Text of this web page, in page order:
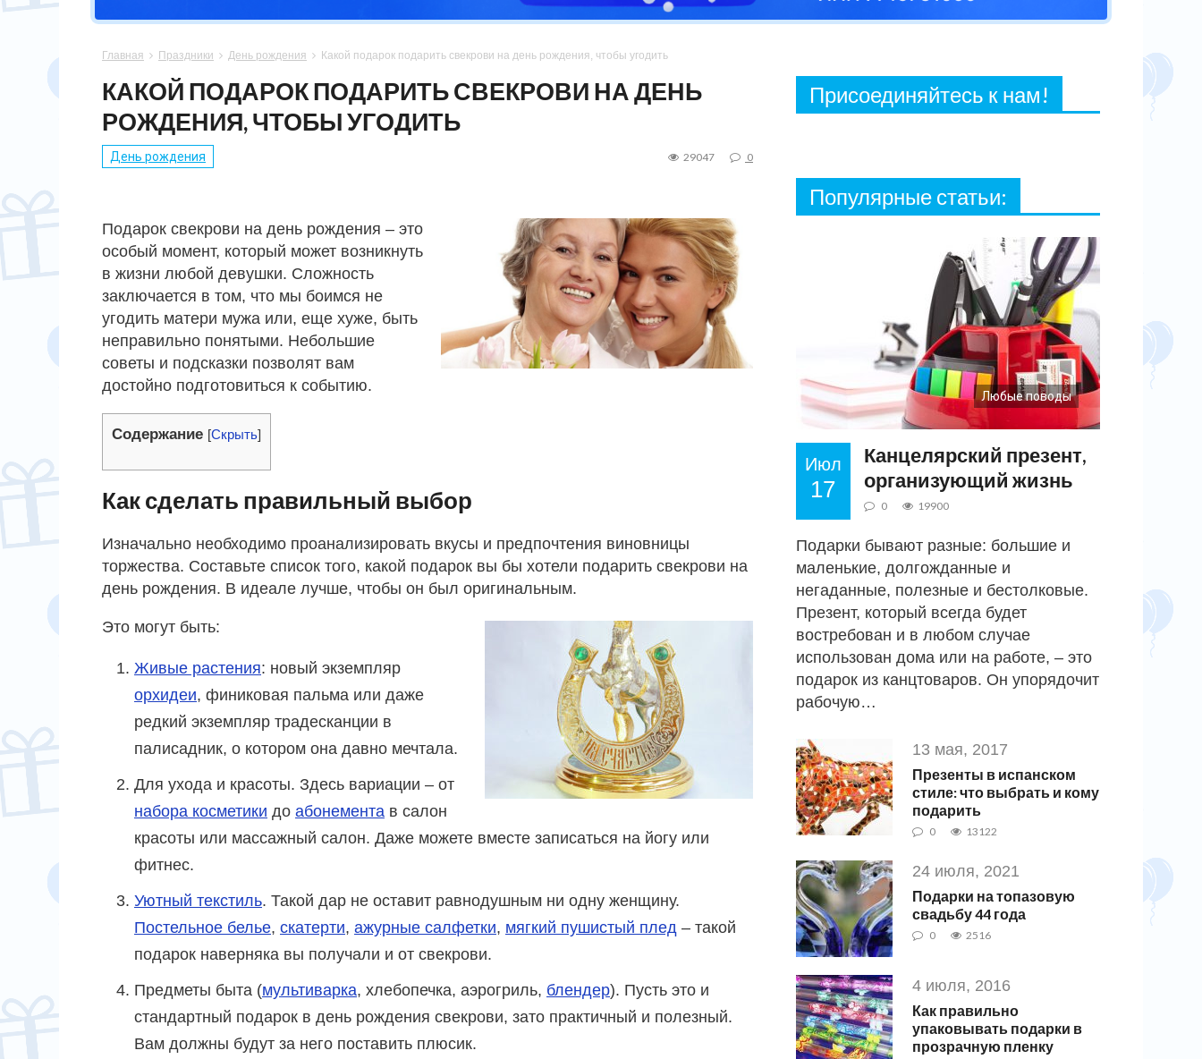
СПОРТСМЕНУ
27 ФЕВРАЛЯ, 2021
МАМЕ
ПОДРУГЕ
СЕСТРЕ
ПАПЕ
СЫНУ
ПАСХА
ЮБИЛЕЙ
14 ФЕВРАЛЯ
Главная  Праздники  День рождения  Какой подарок подарить свекрови на день рождения, чтобы угодить
КАКОЙ ПОДАРОК ПОДАРИТЬ СВЕКРОВИ НА ДЕНЬ
РОЖДЕНИЯ, ЧТОБЫ УГОДИТЬ
День рождения 29047 0
Подарок свекрови на день рождения – это
особый момент, который может возникнуть
в жизни любой девушки. Сложность
заключается в том, что мы боимся не
угодить матери мужа или, еще хуже, быть
неправильно понятыми. Небольшие
советы и подсказки позволят вам
достойно подготовиться к событию.
Содержание [Скрыть]
Как сделать правильный выбор
Изначально необходимо проанализировать вкусы и предпочтения виновницы
торжества. Составьте список того, какой подарок вы бы хотели подарить свекрови на
день рождения. В идеале лучше, чтобы он был оригинальным.
Это могут быть:
Живые растения: новый экземпляр
орхидеи, финиковая пальма или даже
редкий экземпляр традесканции в
палисадник, о котором она давно мечтала.
Для ухода и красоты. Здесь вариации – от
набора косметики до абонемента в салон
красоты или массажный салон. Даже можете вместе записаться на йогу или
фитнес.
Уютный текстиль. Такой дар не оставит равнодушным ни одну женщину.
Постельное белье, скатерти, ажурные салфетки, мягкий пушистый плед – такой
подарок наверняка вы получали и от свекрови.
Предметы быта (мультиварка, хлебопечка, аэрогриль, блендер). Пусть это и
стандартный подарок в день рождения свекрови, зато практичный и полезный.
Вам должны будут за него поставить плюсик.
Присоединяйтесь к нам!
Популярные статьи:
Любые поводы
Июл
17
Канцелярский презент,
организующий жизнь
0 19900
Подарки бывают разные: большие и
маленькие, долгожданные и
негаданные, полезные и бестолковые.
Презент, который всегда будет
востребован и в любом случае
использован дома или на работе, – это
подарок из канцтоваров. Он упорядочит
рабочую…
13 мая, 2017
Презенты в испанском
стиле: что выбрать и кому
подарить
0 13122
24 июля, 2021
Подарки на топазовую
свадьбу 44 года
0 2516
4 июля, 2016
Как правильно
упаковывать подарки в
прозрачную пленку